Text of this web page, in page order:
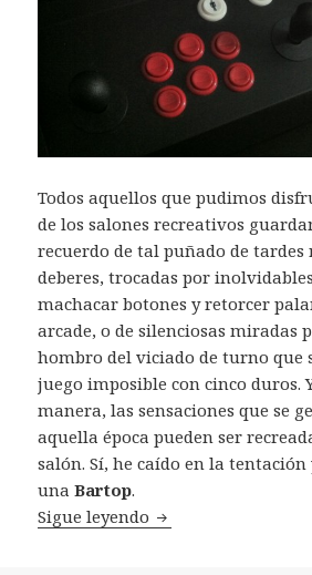
Todos aquellos que pudimos
de los salones recreativos
recuerdo de tal puñado de tardes
deberes, trocadas por
machacar botones y retorcer
arcade, o de silenciosas miradas
hombro del viciado de turno que
juego imposible con cinco duros.
manera, las sensaciones que se
aquella época pueden ser
salón. Sí, he caído en la
unaBartop.
Sigue leyendo Bartop arcade: el